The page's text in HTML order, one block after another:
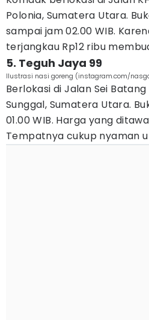
Polonia, Sumatera Utara.
sampai jam 02.00 WIB.
terjangkau Rp12 ribu
5. Teguh Jaya 99
Ilustrasi nasi goreng (instagram.com/
Berlokasi di Jalan Sei
Sunggal, Sumatera Utara.
01.00 WIB. Harga yang
Tempatnya cukup nyaman